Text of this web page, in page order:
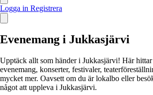
Logga in Registrera
Evenemang i Jukkasjärvi
Upptäck allt som händer i Jukkasjärvi! Här
evenemang, konserter, festivaler,
mycket mer. Oavsett om du är lokalbo eller
något att uppleva i Jukkasjärvi.